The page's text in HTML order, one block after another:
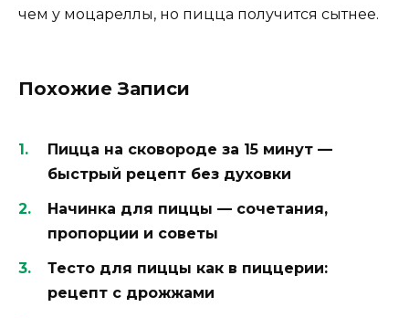
чем у моцареллы, но пицца получится сытнее.
Похожие Записи
Пицца на сковороде за 15 минут —
быстрый рецепт без духовки
Начинка для пиццы — сочетания,
пропорции и советы
Тесто для пиццы как в пиццерии:
рецепт с дрожжами